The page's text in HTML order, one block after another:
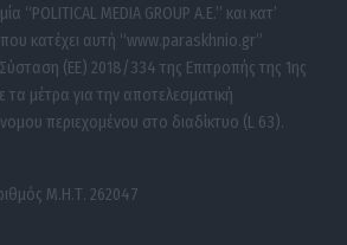
“POLITICAL MEDIA GROUP A.E.” και κατ’
κατέχει αυτή “www.paraskhnio.gr”
(ΕΕ) 2018/334 της Επιτροπής της 1ης
τα μέτρα για την αποτελεσματική
περιεχομένου στο διαδίκτυο (L 63).
Μ.Η.Τ. 262047